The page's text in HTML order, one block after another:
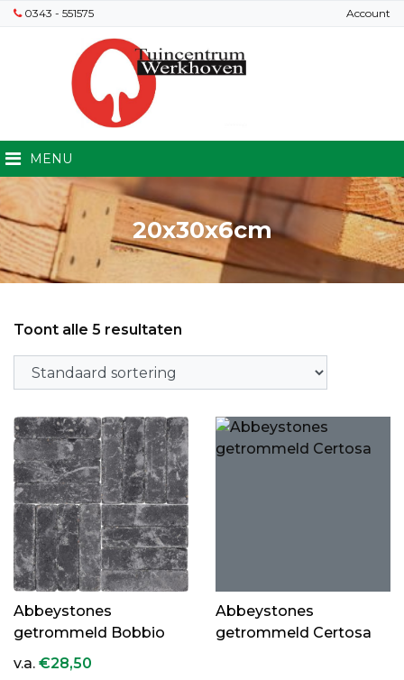
0343 - 551575 Account
MENU
20x30x6cm
Toont alle 5 resultaten
Abbeystones
getrommeld Bobbio
v.a. €28,50
Abbeystones
getrommeld Certosa